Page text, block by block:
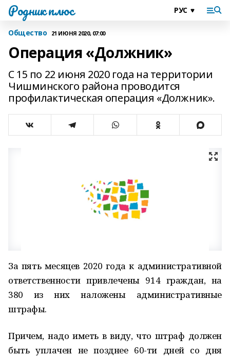
Родник плюс
Общество 21 ИЮНЯ 2020, 07:00
Операция «Должник»
С 15 по 22 июня 2020 года на территории
Чишминского района проводится
профилактическая операция «Должник».
За пять месяцев 2020 года к административной
ответственности привлечены 914 граждан, на
380 из них наложены административные
штрафы.
Причем, надо иметь в виду, что штраф должен
быть уплачен не позднее 60-­ти дней со дня